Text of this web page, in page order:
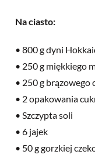
Na ciasto:
• 800 g dyni
• 250 g miękkiego
• 250 g brązowego
• 2 opakowania
• Szczypta soli
• 6 jajek
• 50 g gorzkiej